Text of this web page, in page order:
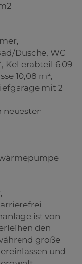
Dusche, WC
Kellerabteil 6,09
10,08 m²,
mit 2
neuesten
ist von
den
große
und